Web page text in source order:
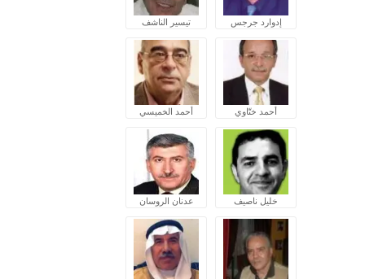
إدوارد جرجس تيسير الناشف
أحمد ختّاوي أحمد الخميسي
خليل ناصيف عدنان الروسان